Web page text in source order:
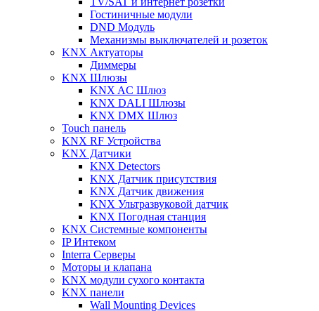
Гостиничные модули
DND Модуль
Механизмы выключателей и розеток
KNX Актуаторы
Диммеры
KNX Шлюзы
KNX AC Шлюз
KNX DALI Шлюзы
KNX DMX Шлюз
Touch панель
KNX RF Устройства
KNX Датчики
KNX Detectors
KNX Датчик присутствия
KNX Датчик движения
KNX Ультразвуковой датчик
KNX Погодная станция
KNX Системные компоненты
IP Интеком
Interra Серверы
Моторы и клапана
KNX модули сухого контакта
KNX панели
Wall Mounting Devices